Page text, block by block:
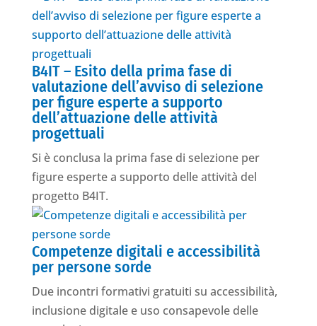
B4IT – Esito della prima fase di
valutazione dell’avviso di selezione
per figure esperte a supporto
dell’attuazione delle attività
progettuali
Si è conclusa la prima fase di selezione per
figure esperte a supporto delle attività del
progetto B4IT.
Competenze digitali e accessibilità
per persone sorde
Due incontri formativi gratuiti su accessibilità,
inclusione digitale e uso consapevole delle